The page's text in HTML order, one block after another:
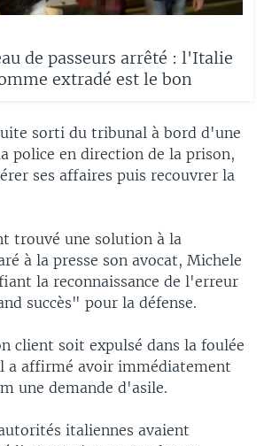
de passeurs arrêté : l'Italie
extradé est le bon
sorti du tribunal à bord d'une
police en direction de la prison,
ses affaires puis recouvrer la
trouvé une solution à la
à la presse son avocat, Michele
la reconnaissance de l'erreur
succès" pour la défense.
client soit expulsé dans la foulée
a affirmé avoir immédiatement
une demande d'asile.
italiennes avaient